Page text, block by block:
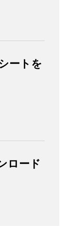
ートを
ロード